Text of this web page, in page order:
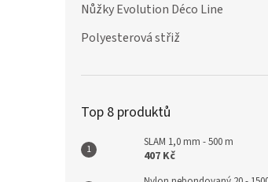
Nůžky Evolution Déco Line
Polyesterová střiž
Top 8 produktů
SLAM 1,0 mm - 500 m
407 Kč